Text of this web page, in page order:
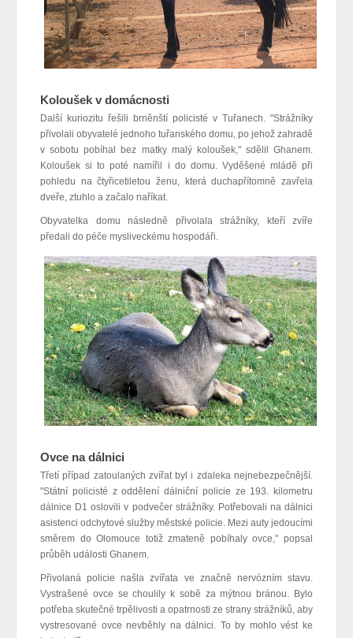
Koloušek v domácnosti
Další kuriozitu řešili brněnští policisté v Tuřanech. "Strážníky
přivolali obyvatelé jednoho tuřanského domu, po jehož zahradě
v sobotu pobíhal bez matky malý koloušek," sdělil Ghanem.
Koloušek si to poté namířil i do domu. Vyděšené mládě při
pohledu na čtyřicetiletou ženu, která duchapřítomně zavřela
dveře, ztuhlo a začalo naříkat.
Obyvatelka domu následně přivolala strážníky, kteří zvíře
předali do péče mysliveckému hospodáři.
Ovce na dálnici
Třetí případ zatoulaných zvířat byl i zdaleka nejnebezpečnější.
"Státní policisté z oddělení dálniční policie ze 193. kilometru
dálnice D1oslovili v podvečer strážníky. Potřebovali na dálnici
asistenci odchytové služby městské policie. Mezi auty jedoucími
směrem do Olomouce totiž zmateně pobíhaly ovce," popsal
průběh události Ghanem.
Přivolaná policie našla zvířata ve značně nervózním stavu.
Vystrašené ovce se choulily k sobě za mýtnou bránou. Bylo
potřeba skutečné trpělivosti a opatrnosti ze strany strážníků, aby
vystresované ovce nevběhly na dálnici. To by mohlo vést ke